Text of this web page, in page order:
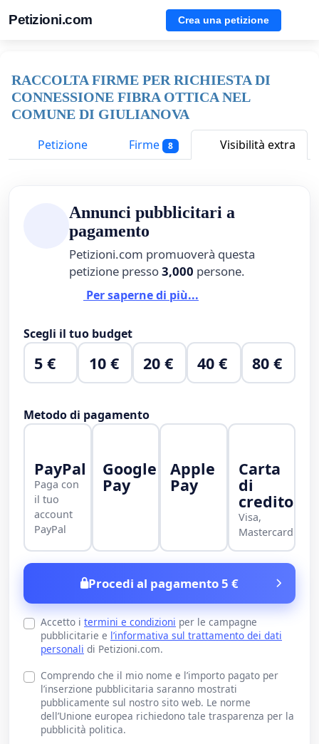
Petizioni.com Crea una petizione
RACCOLTA FIRME PER RICHIESTA DI
CONNESSIONE FIBRA OTTICA NEL
COMUNE DI GIULIANOVA
Petizione
Firme 8 Visibilità extra
Annunci pubblicitari a
pagamento
Petizioni.com promuoverà questa
petizione presso3,000 persone.
Per saperne di più...
Scegli il tuo budget
5 € 10 € 20 € 40 € 80 €
Metodo di pagamento
PayPal
Paga con
il tuo
account
PayPal
Google
Pay
Apple
Pay
Carta
di
credito
Visa,
Mastercard
Procedi al pagamento 5 €
Accetto i termini e condizioni per le campagne
pubblicitarie e l’informativa sul trattamento dei dati
personali di Petizioni.com.
Comprendo che il mio nome e l’importo pagato per
l’inserzione pubblicitaria saranno mostrati
pubblicamente sul nostro sito web. Le norme
dell’Unione europea richiedono tale trasparenza per la
pubblicità politica.